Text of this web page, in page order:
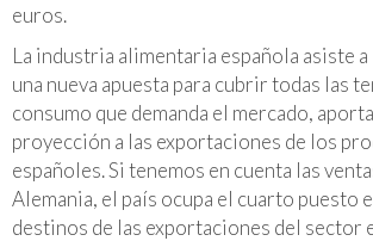
euros.
La industria alimentaria española asiste
una nueva apuesta para cubrir todas las
consumo que demanda el mercado,
proyección a las exportaciones de los
españoles. Si tenemos en cuenta las
Alemania, el país ocupa el cuarto puesto
destinos de las exportaciones del sector